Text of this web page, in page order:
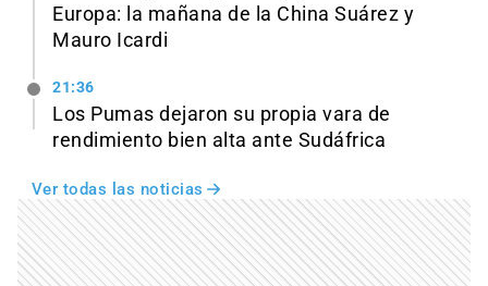
Europa: la mañana de la China Suárez y
Mauro Icardi
21:36
Los Pumas dejaron su propia vara de
rendimiento bien alta ante Sudáfrica
Ver todas las noticias